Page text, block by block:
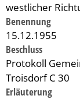
westlicher
Benennung
15.12.1955
Beschluss
Protokoll
Troisdorf C 30
Erläuterung